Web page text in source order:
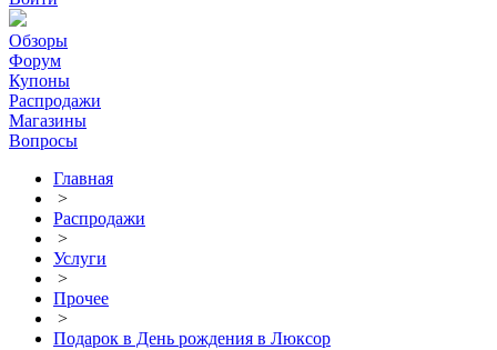
Обзоры
Форум
Купоны
Распродажи
Магазины
Вопросы
Главная
>
Распродажи
>
Услуги
>
Прочее
>
Подарок в День рождения в Люксор